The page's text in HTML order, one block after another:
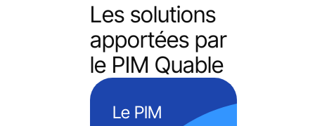
Les solutions
apportées par
le PIM Quable
Le PIM